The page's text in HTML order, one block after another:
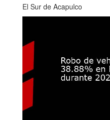
El Sur de Acapulco